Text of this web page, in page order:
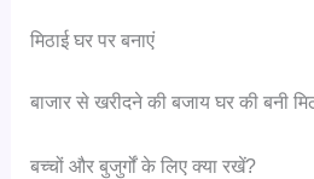
मिठाई घर पर बनाएं
बाजार से खरीदने की बजाय घर की बनी
बच्चों और बुजुर्गों के लिए क्या रखें?